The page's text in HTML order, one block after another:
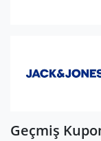
Geçmiş